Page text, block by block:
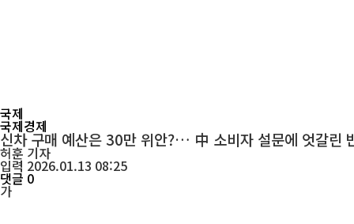
국제
국제경제
신차 구매 예산은 30만 위안?… 中 소비자 설문에 엇갈린
허훈기자
입력 2026.01.13 08:25
댓글 0
가